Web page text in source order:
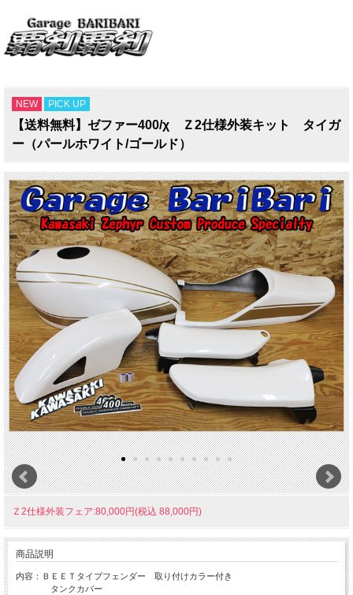
NEW PICK UP
【送料無料】ゼファー400/χ Ｚ2仕様外装キット タイガ
ー（パールホワイト/ゴールド）
Ｚ2仕様外装フェア:80,000円(税込 88,000円)
商品説明
内容：ＢＥＥＴタイプフェンダー 取り付けカラー付き
タンクカバー